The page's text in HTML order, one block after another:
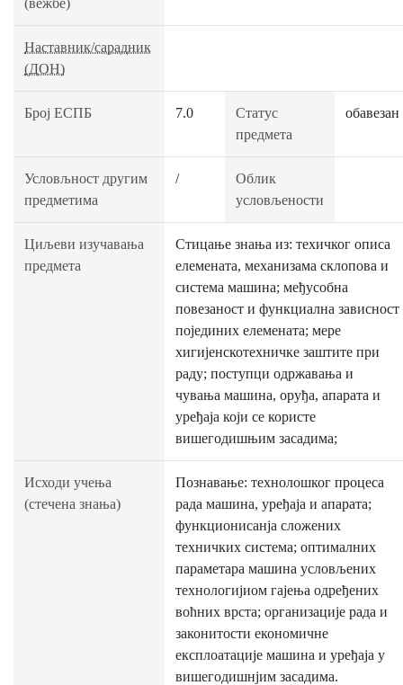
(вежбе)
Наставник/сарадник
(ДОН)
Број ЕСПБ 7.0
Статус
предмета
обавезан
Условљност другим
предметима
/
Облик
условљености
Циљеви изучавања
предмета
Стицање знања из: техичког описа
елемената, механизама склопова и
система машина; међусобна
повезаност и функциална зависност
појединих елемената; мере
хигијенскотехничке заштите при
раду; поступци одржавања и
чувања машина, оруђа, апарата и
уређаја који се користе
вишегодишњим засадима;
Исходи учења
(стечена знања)
Познавање: технолошког процеса
рада машина, уређаја и апарата;
функционисанја сложених
техничких система; оптималних
параметара машина условљених
технологијиом гајења одређених
воћних врста; организације рада и
законитости економичне
експлоатације машина и уређаја у
вишегодишнјим засадима.